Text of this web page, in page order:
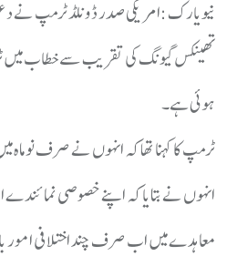
نیویارک :امریکی صدر ڈونلڈ ٹرمپ
تھینکس گیونگ کی تقریب سے خطاب
ہوئی ہے۔
ٹرمپ کا کہنا تھا کہ انہوں نے صرف نو
انہوں نے بتایا کہ اپنے خصوصی
معاہدے میں اب صرف چند اختلافی امور